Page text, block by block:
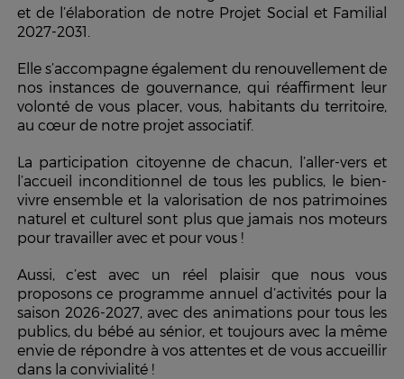
et de l’élaboration de notre Projet Social et Familial
2027-2031.
Elle s’accompagne également du renouvellement de
nos instances de gouvernance, qui réaffirment leur
volonté de vous placer, vous, habitants du territoire,
au cœur de notre projet associatif.
La participation citoyenne de chacun, l’aller-vers et
l’accueil inconditionnel de tous les publics, le bien-
vivre ensemble et la valorisation de nos patrimoines
naturel et culturel sont plus que jamais nos moteurs
pour travailler avec et pour vous !
Aussi, c’est avec un réel plaisir que nous vous
proposons ce programme annuel d’activités pour la
saison 2026-2027, avec des animations pour tous les
publics, du bébé au sénior, et toujours avec la même
envie de répondre à vos attentes et de vous accueillir
dans la convivialité !